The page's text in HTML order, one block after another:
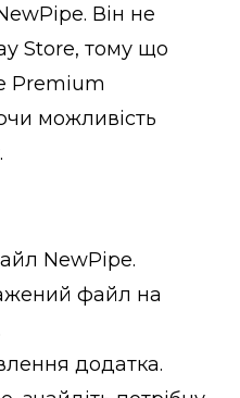
Він не
Store, тому що
Premium
можливість
NewPipe.
файл на
додатка.